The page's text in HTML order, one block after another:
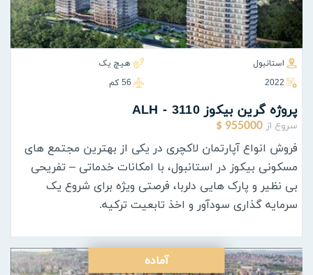
استانبول
هیچ یک
2022
56 كم
پروژه گرين بيكوز ALH - 3110
سروع از 955000 $
فروش انواع آپارتمان لاکچری در یکی از بهترین مجتمع های
مسکونی بیکوز در استانبول، با امکانات خدماتی – تفریحی
بی نظیر و پارک هایی دلربا، فرصتی ویژه برای شروع یک
سرمایه گذاری سودآور و اخذ تابعیت ترکیه.
آماده